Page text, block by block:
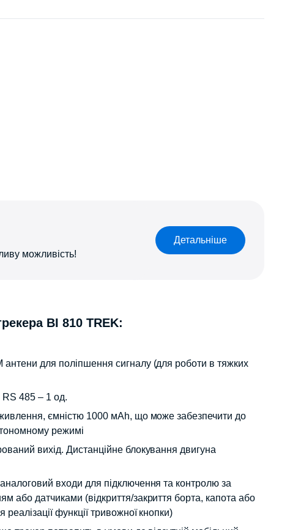
можливість!​
Детальніше
BI 810 TREK:
антени для поліпшення сигналу (для роботи в тяжких
485 – 1 од.
ємністю 1000 мАh, що може забезпечити до
режимі
вихід. Дистанційне блокування двигуна
входи для підключення та контролю за
або датчиками (відкриття/закриття борта, капота або
реалізації функції тривожної кнопки)